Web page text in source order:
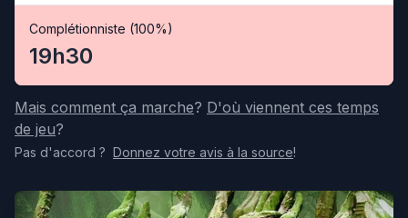
Complétionniste (100%)
19h30
Mais comment ça marche? D'où viennent ces temps
de jeu?
Pas d'accord ? Donnez votre avis à la source!